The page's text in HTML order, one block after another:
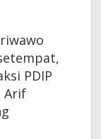
PDIP
Arif